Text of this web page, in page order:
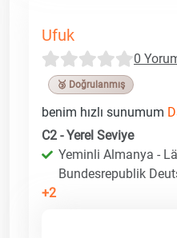
Ufuk
0
🥉 Doğrulanmış
benim hızlı sunumum
C2 - Yerel Seviye
Yeminli Almanya -
Bundesrepublik
+2